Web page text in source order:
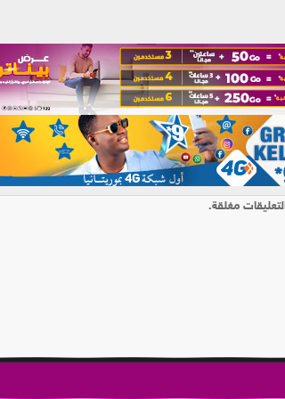
مغلقة.